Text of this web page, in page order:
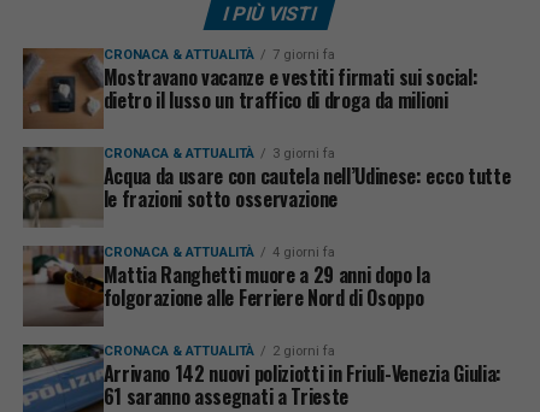
I PIÙ VISTI
CRONACA & ATTUALITÀ 7 giorni fa
Mostravano vacanze e vestiti firmati sui social:
dietro il lusso un traffico di droga da milioni
CRONACA & ATTUALITÀ 3 giorni fa
Acqua da usare con cautela nell’Udinese: ecco tutte
le frazioni sotto osservazione
CRONACA & ATTUALITÀ 4 giorni fa
Mattia Ranghetti muore a 29 anni dopo la
folgorazione alle Ferriere Nord di Osoppo
CRONACA & ATTUALITÀ 2 giorni fa
Arrivano 142 nuovi poliziotti in Friuli-Venezia Giulia:
61 saranno assegnati a Trieste